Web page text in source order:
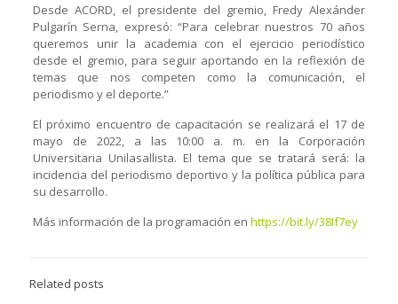
Desde ACORD, el presidente del gremio, Fredy Alexánder
Pulgarín Serna, expresó: “Para celebrar nuestros 70 años
queremos unir la academia con el ejercicio periodístico
desde el gremio, para seguir aportando en la reflexión de
temas que nos competen como la comunicación, el
periodismo y el deporte.”
El próximo encuentro de capacitación se realizará el 17 de
mayo de 2022, a las 10:00 a. m. en la Corporación
Universitaria Unilasallista. El tema que se tratará será: la
incidencia del periodismo deportivo y la política pública para
su desarrollo.
Más información de la programación en https://bit.ly/38If7ey
Related posts